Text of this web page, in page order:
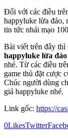
Đối với các điều
happyluke lừa đảo,
tin tức nhái mạo
Bài viết trên đây thì
happyluke lừa đảo
nhé. Từ các điều
game thủ đặt cược
Chúc người dùng
giá happyluke nhé.
Link gốc: https://
0LikesTwitter